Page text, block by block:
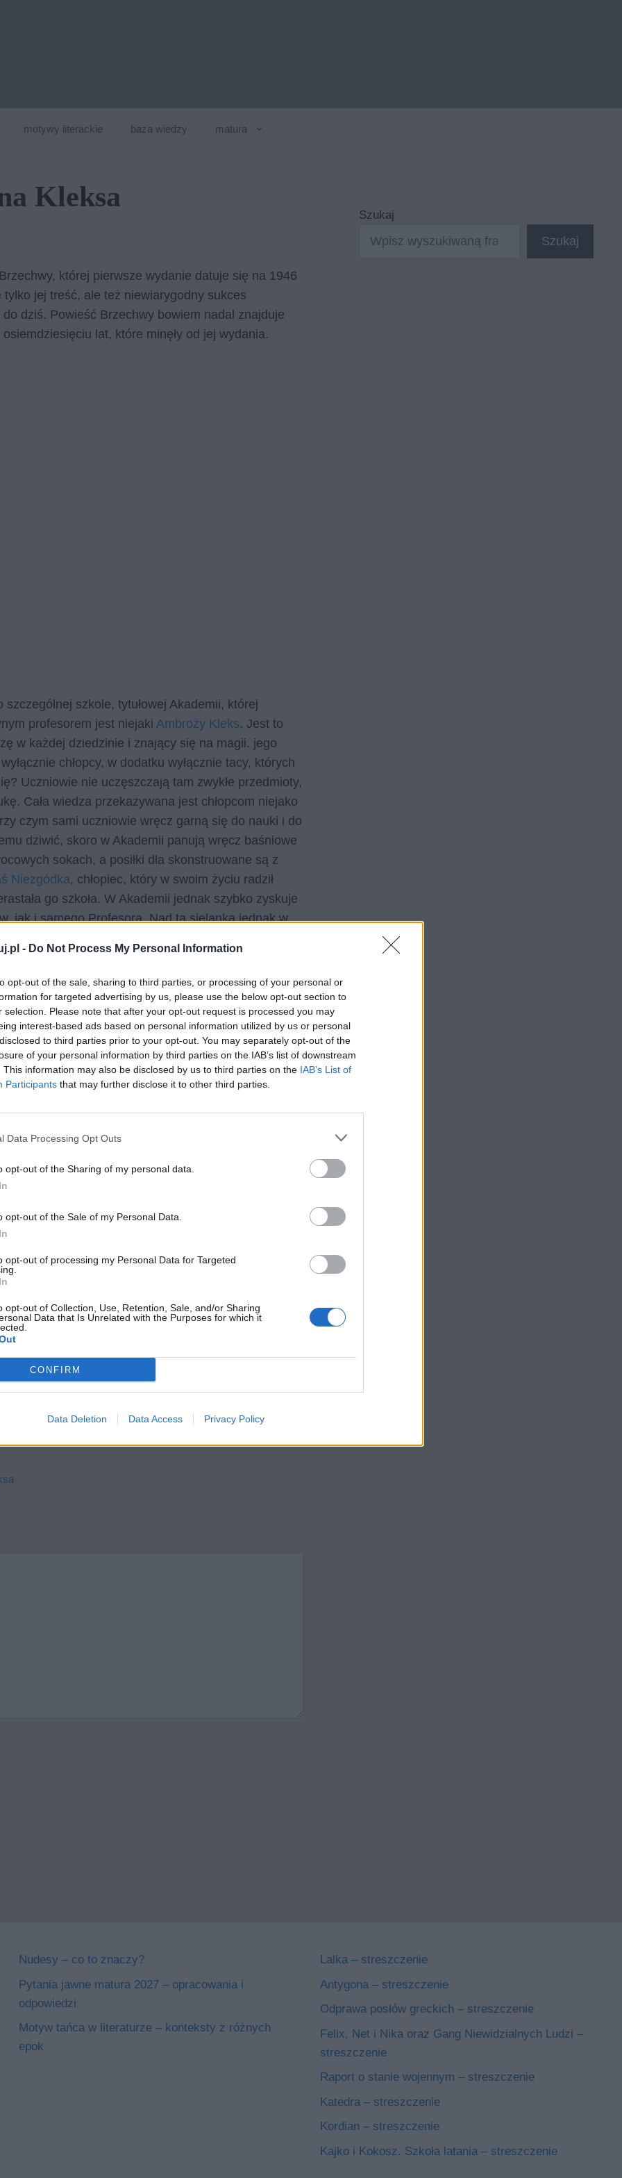
- Do Not Process My Personal Information
opt-out of the sale, sharing to third parties, or processing of your personal or
for targeted advertising by us, please use the below opt-out section to
selection. Please note that after your opt-out request is processed you may
interest-based ads based on personal information utilized by us or personal
to third parties prior to your opt-out. You may separately opt-out of the
of your personal information by third parties on the IAB’s list of downstream
This information may also be disclosed by us to third parties on the IAB’s List of
Participants that may further disclose it to other third parties.
Data Processing Opt Outs
opt-out of the Sharing of my personal data.
opt-out of the Sale of my Personal Data.
opt-out of processing my Personal Data for Targeted
opt-out of Collection, Use, Retention, Sale, and/or Sharing
Data that Is Unrelated with the Purposes for which it
CONFIRM
Data Deletion Data Access Privacy Policy
motywy literackie baza wiedzy matura
Kleksa
której pierwsze wydanie datuje się na 1946
jej treść, ale też niewiarygodny sukces
dziś. Powieść Brzechwy bowiem nadal znajduje
lat, które minęły od jej wydania.
szkole, tytułowej Akademii, której
profesorem jest niejaki Ambroży Kleks. Jest to
w każdej dziedzinie i znający się na magii. jego
chłopcy, w dodatku wyłącznie tacy, których
Uczniowie nie uczęszczają tam zwykłe przedmioty,
Cała wiedza przekazywana jest chłopcom niejako
czym sami uczniowie wręcz garną się do nauki i do
dziwić, skoro w Akademii panują wręcz baśniowe
sokach, a posiłki dla skonstruowane są z
Niezgódka, chłopiec, który w swoim życiu radził
go szkoła. W Akademii jednak szybko zyskuje
jak i samego Profesora. Nad tą sielanką jednak w
tajemniczego Golarza Filipa i jego od lat
zachwyca. Jest oryginalny, spójny,
być świat baśni). Bardzo ciekawym zabiegiem
innych, znanych od lat bajek i baśni. Powieść
bohaterowie. To również mimochodem
ta jest skierowana nie tylko do dzieci, ale również
Pana Kleksa?A no na przykład tego, że każde
świecie bajek i magii, i ich opiekunowie i rodzice
to odbić na ich dojrzewaniu. Trzeba jednak czuwać
nie zagubił się na amen. Również podejście do
czy pod tym względem na pewno idziemy w dobrym
wartościowych, takich, którzy będą sobie
sposób podchodzimy do najmłodszych?
przeczytać chociaż raz, ponieważ każdy bez
choćby dla tego, że przez niemal osiemdziesiąt lat,
pozostają bardzo aktualne.
bohaterem akademii pana Kleksa?
Szukaj
Szukaj
Nudesy – co to znaczy?
Pytania jawne matura 2027 – opracowania i
odpowiedzi
Motyw tańca w literaturze – konteksty z różnych
epok
Lalka – streszczenie
Antygona – streszczenie
Odprawa posłów greckich – streszczenie
Felix, Net i Nika oraz Gang Niewidzialnych Ludzi –
streszczenie
Raport o stanie wojennym – streszczenie
Katedra – streszczenie
Kordian – streszczenie
Kajko i Kokosz. Szkoła latania – streszczenie